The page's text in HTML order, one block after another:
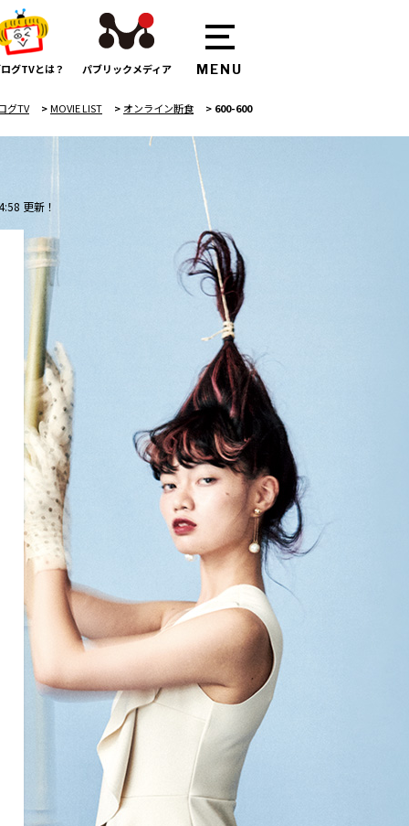
グTVとは？ パブリックメディア
グTV >MOVIE LIST > オンライン断食 > 600-600
更新！